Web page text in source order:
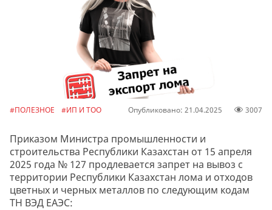
#ПОЛЕЗНОЕ #ИП И ТОО Опубликовано: 21.04.2025 3007
Приказом Министра промышленности и
строительства Республики Казахстан от 15 апреля
2025 года № 127 продлевается запрет на вывоз с
территории Республики Казахстан лома и отходов
цветных и черных металлов по следующим кодам
ТН ВЭД ЕАЭС: